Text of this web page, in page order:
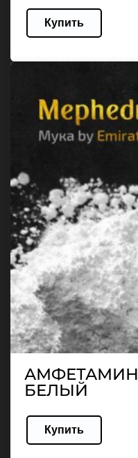
Купить
АМФЕТАМИН
БЕЛЫЙ
Купить